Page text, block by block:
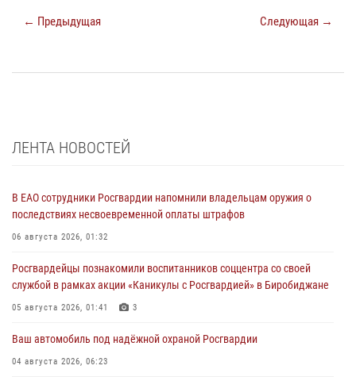
← Предыдущая Следующая →
ЛЕНТА НОВОСТЕЙ
В ЕАО сотрудники Росгвардии напомнили владельцам оружия о
последствиях несвоевременной оплаты штрафов
06 августа 2026, 01:32
Росгвардейцы познакомили воспитанников соццентра со своей
службой в рамках акции «Каникулы с Росгвардией» в Биробиджане
05 августа 2026, 01:41 3
Ваш автомобиль под надёжной охраной Росгвардии
04 августа 2026, 06:23